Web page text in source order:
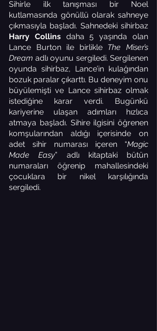
Sihirle ilk tanışması bir Noel
kutlamasında gönüllü olarak sahneye
Harry Collins daha 5 yaşında olan
Lance Burton ile birlikle The Miser’s
Dream adlı oyunu sergiledi. Sergilenen
oyunda sihirbaz, Lance’in kulağından
bozuk paralar çıkarttı. Bu deneyim onu
büyülemişti ve Lance sihirbaz olmak
istediğine karar verdi. Bugünkü
kariyerine ulaşan adımları hızlıca
atmaya başladı. Sihire ilgisini öğrenen
komşularından aldığı içerisinde on
adet sihir numarası içeren “Magic
Made Easy” adlı kitaptaki bütün
numaraları öğrenip mahallesindeki
çocuklara bir nikel karşılığında
sergiledi.